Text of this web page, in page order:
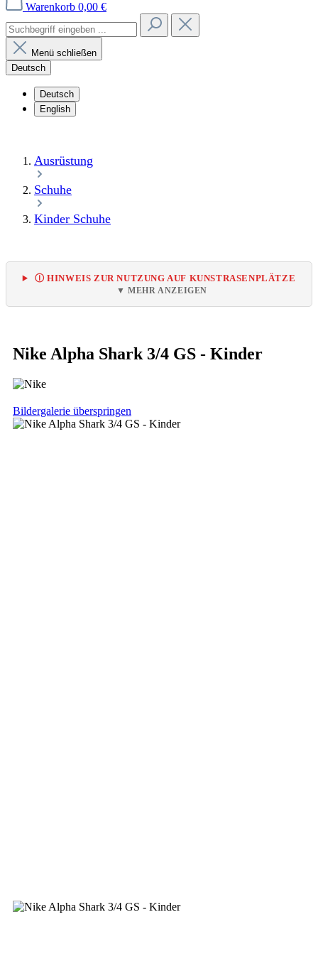
Warenkorb 0,00 €
Menü schließen
Deutsch
Deutsch
English
Ausrüstung
Schuhe
Kinder Schuhe
Ⓘ HINWEIS ZUR NUTZUNG AUF KUNSTRASENPLÄTZE
▼ MEHR ANZEIGEN
Nike Alpha Shark 3/4 GS - Kinder
Bildergalerie überspringen